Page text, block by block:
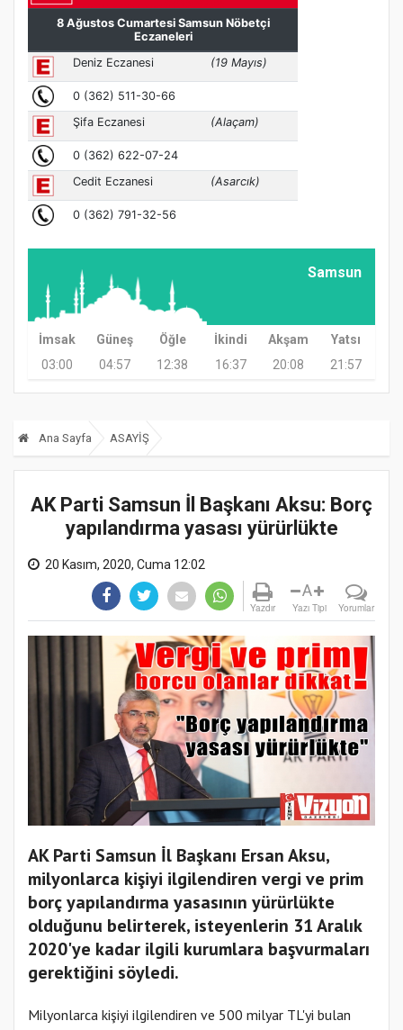
Samsun
İmsak Güneş Öğle İkindi Akşam
Yatsı
03:00
04:57 12:38 16:37 20:08 21:57
Ana Sayfa ASAYİŞ
AK Parti Samsun İl Başkanı Aksu: Borç
yapılandırma yasası yürürlükte
20 Kasım, 2020, Cuma 12:02
Yazdır
A
Yazı Tipi Yorumlar
AK Parti Samsun İl Başkanı Ersan Aksu,
milyonlarca kişiyi ilgilendiren vergi ve prim
borç yapılandırma yasasının yürürlükte
olduğunu belirterek, isteyenlerin 31 Aralık
2020'ye kadar ilgili kurumlara başvurmaları
gerektiğini söyledi.
Milyonlarca kişiyi ilgilendiren ve 500 milyar TL'yi bulan